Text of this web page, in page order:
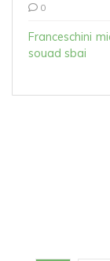
0
Franceschini
souad sbai